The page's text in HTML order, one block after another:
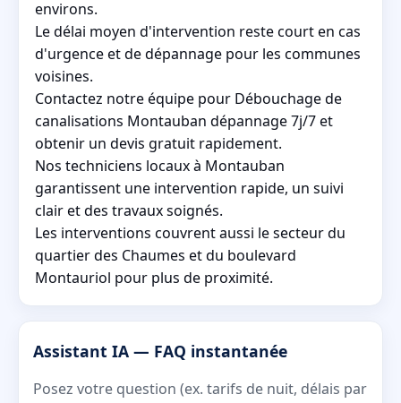
environs.
Le délai moyen d'intervention reste court en cas
d'urgence et de dépannage pour les communes
voisines.
Contactez notre équipe pour Débouchage de
canalisations Montauban dépannage 7j/7 et
obtenir un devis gratuit rapidement.
Nos techniciens locaux à Montauban
garantissent une intervention rapide, un suivi
clair et des travaux soignés.
Les interventions couvrent aussi le secteur du
quartier des Chaumes et du boulevard
Montauriol pour plus de proximité.
Assistant IA — FAQ instantanée
Posez votre question (ex. tarifs de nuit, délais par